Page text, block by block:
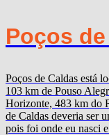
Poços
Poços de Caldas está
103 km de Pouso
Horizonte, 483 km do
de Caldas deveria ser
pois foi onde eu nasci